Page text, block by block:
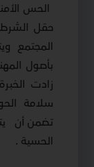
الحس
حقل
المجتمع
بأصول
زادت
سلامة
تضمن أن
الحسية .